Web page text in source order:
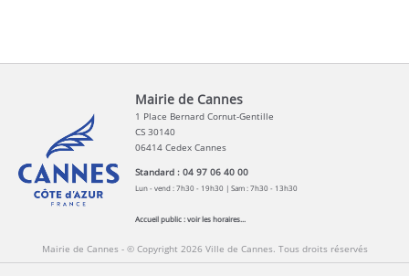
Mairie de Cannes
1 Place Bernard Cornut-Gentille
CS 30140
06414 Cedex Cannes
Standard : 04 97 06 40 00
Lun - vend : 7h30 - 19h30 | Sam : 7h30 - 13h30
Accueil public :voir les horaires...
Mairie de Cannes - © Copyright 2026 Ville de Cannes. Tous droits réservés